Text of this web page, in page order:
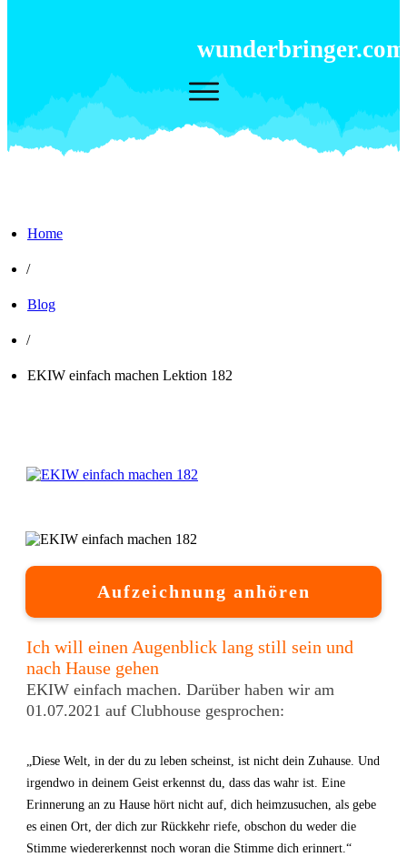
wunderbringer.com
Home
/
Blog
/
EKIW einfach machen Lektion 182
Aufzeichnung anhören
Ich will einen Augenblick lang still sein und
nach Hause gehen
EKIW einfach machen. Darüber haben wir am
01.07.2021 auf Clubhouse gesprochen:
„Diese Welt, in der du zu leben scheinst, ist nicht dein Zuhause. Und
irgendwo in deinem Geist erkennst du, dass das wahr ist. Eine
Erinnerung an zu Hause hört nicht auf, dich heimzusuchen, als gebe
es einen Ort, der dich zur Rückkehr riefe, obschon du weder die
Stimme wiedererkennst noch woran die Stimme dich erinnert.“